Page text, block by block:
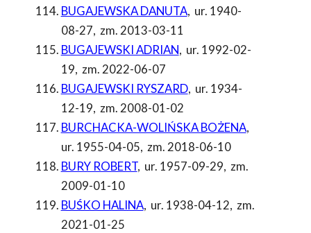
BUGAJEWSKA DANUTA, ur. 1940-
08-27, zm. 2013-03-11
BUGAJEWSKI ADRIAN, ur. 1992-02-
19, zm. 2022-06-07
BUGAJEWSKI RYSZARD, ur. 1934-
12-19, zm. 2008-01-02
BURCHACKA-WOLIŃSKA BOŻENA,
ur. 1955-04-05, zm. 2018-06-10
BURY ROBERT, ur. 1957-09-29, zm.
2009-01-10
BUŚKO HALINA, ur. 1938-04-12, zm.
2021-01-25